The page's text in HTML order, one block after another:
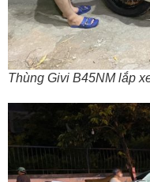
Thùng Givi B45NM lắp